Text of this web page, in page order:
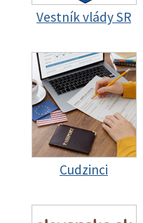
Vestník vlády SR
Cudzinci